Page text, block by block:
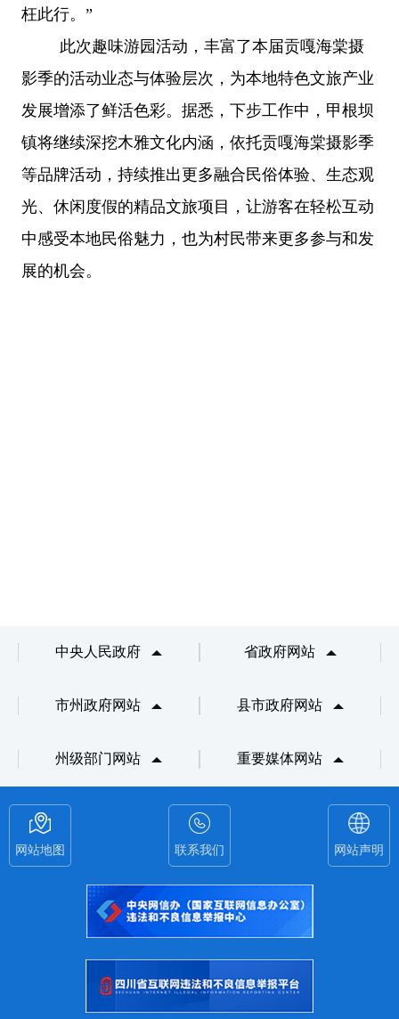
枉此行。”
此次趣味游园活动，丰富了本届贡嘎海棠摄
影季的活动业态与体验层次，为本地特色文旅产业
发展增添了鲜活色彩。据悉，下步工作中，甲根坝
镇将继续深挖木雅文化内涵，依托贡嘎海棠摄影季
等品牌活动，持续推出更多融合民俗体验、生态观
光、休闲度假的精品文旅项目，让游客在轻松互动
中感受本地民俗魅力，也为村民带来更多参与和发
展的机会。
中央人民政府 省政府网站
市州政府网站 县市政府网站
州级部门网站 重要媒体网站
网站地图 联系我们 网站声明